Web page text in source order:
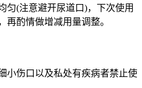
匀(注意避开尿道口)，下次使用
再酌情做增减用量调整。
小伤口以及私处有疾病者禁止使